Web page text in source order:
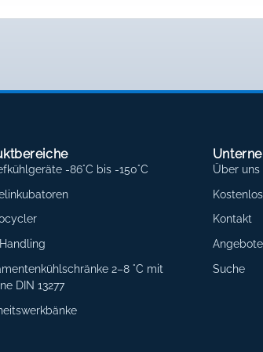
-86°C bis -150°C
2–8 °C mit
DIN 13277
Über uns
Kontakt
Angebote
Suche